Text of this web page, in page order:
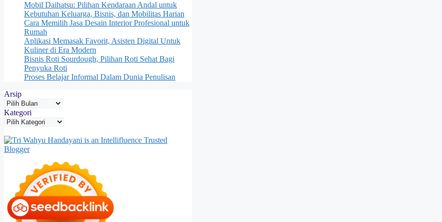
Mobil Daihatsu: Pilihan Kendaraan Andal untuk
Kebutuhan Keluarga, Bisnis, dan Mobilitas Harian
Cara Memilih Jasa Desain Interior Profesional untuk
Rumah
Aplikasi Memasak Favorit, Asisten Digital Untuk
Kuliner di Era Modern
Bisnis Roti Sourdough, Pilihan Roti Sehat Bagi
Penyuka Roti
Proses Belajar Informal Dalam Dunia Penulisan
Arsip
Kategori